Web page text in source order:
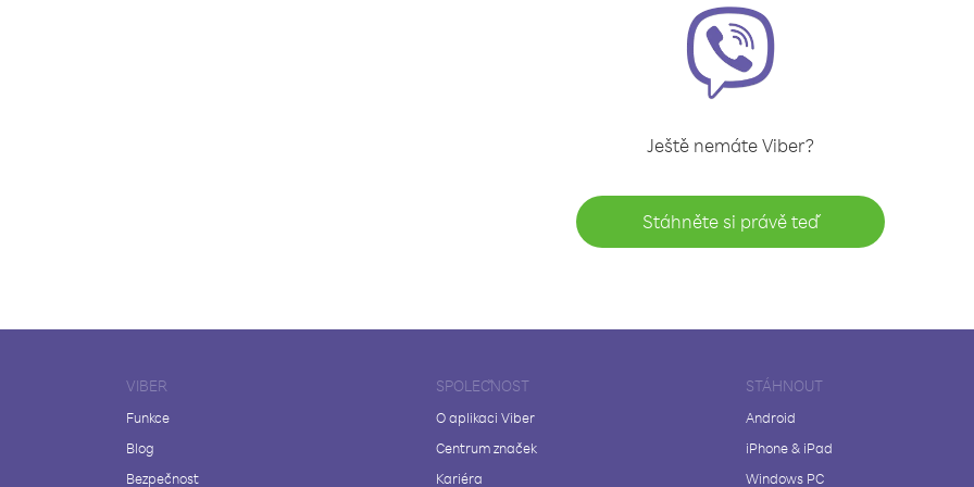
Ještě nemáte Viber?
Stáhněte si právě teď
VIBER
Funkce
Blog
Bezpečnost
SPOLEČNOST
O aplikaci Viber
Centrum značek
Kariéra
STÁHNOUT
Android
iPhone & iPad
Windows PC